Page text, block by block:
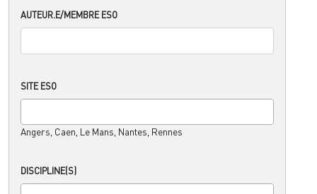
AUTEUR.E/MEMBRE ESO
SITE ESO
Angers, Caen, Le Mans, Nantes, Rennes
DISCIPLINE(S)